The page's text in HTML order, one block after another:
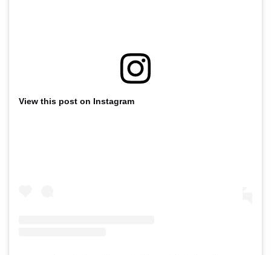
View this post on Instagram